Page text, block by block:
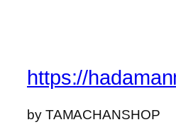
https://
by TAMACHANSHOP